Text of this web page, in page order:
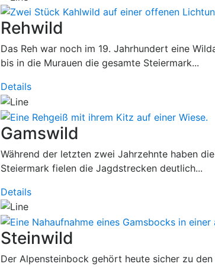
Rehwild
Das Reh war noch im 19. Jahrhundert eine
bis in die Murauen die gesamte Steiermark...
Details
Gamswild
Während der letzten zwei Jahrzehnte haben
Steiermark fielen die Jagdstrecken deutlich...
Details
Steinwild
Der Alpensteinbock gehört heute sicher zu